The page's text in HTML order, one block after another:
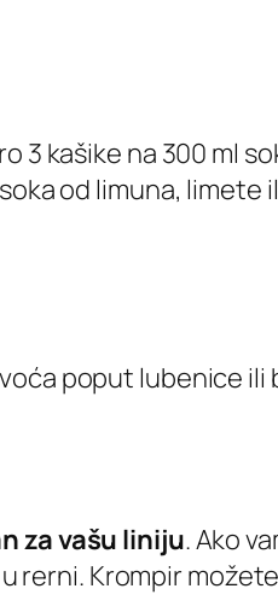
3 kašike na 300 ml
od limuna, limete
poput lubenice
za vašu liniju. Ako
rerni. Krompir